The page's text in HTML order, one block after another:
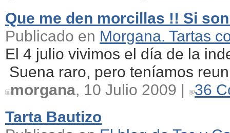
Que me den morcillas !! Si
Publicado en Morgana. Tartas
El 4 julio vivimos el día de la
Suena raro, pero teníamos
morgana, 10 Julio 2009 |
36
Tarta Bautizo